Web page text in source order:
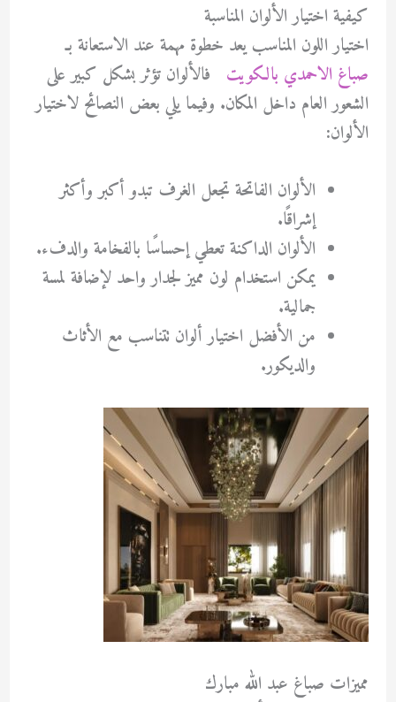
كيفية اختيار الألوان المناسبة
اختيار اللون المناسب يعد خطوة مهمة عند الاستعانة بـ
صباغ الاحمدي بالكويت فالألوان تؤثر بشكل كبير على
الشعور العام داخل المكان. وفيما يلي بعض النصائح لاختيار
الألوان:
الألوان الفاتحة تجعل الغرف تبدو أكبر وأكثر
إشراقًا.
الألوان الداكنة تعطي إحساسًا بالفخامة والدفء.
يمكن استخدام لون مميز لجدار واحد لإضافة لمسة
جمالية.
من الأفضل اختيار ألوان تتناسب مع الأثاث
والديكور.
مميزات صباغ عبد الله مبارك